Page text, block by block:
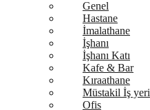
Genel
Hastane
İmalathane
İşhanı
İşhanı Katı
Kafe & Bar
Kıraathane
Müstakil İş yeri
Ofis